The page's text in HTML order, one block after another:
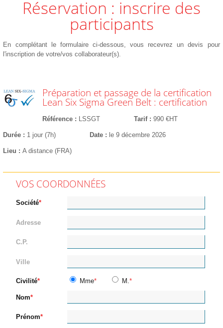
Réservation : inscrire des
participants
En complétant le formulaire ci-dessous, vous recevrez un devis pour
l'inscription de votre/vos collaborateur(s).
Préparation et passage de la certification
Lean Six Sigma Green Belt : certification
Référence LSSGT Tarif 990 €HT
Durée 1 jour (7h) Date le 9 décembre 2026
Lieu A distance (FRA)
VOS COORDONNÉES
Société
Adresse
C.P.
Ville
Civilité Mme M.
Nom
Prénom